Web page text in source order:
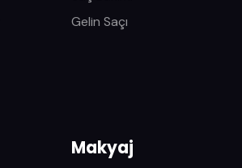
Gelin Saçı
Makyaj